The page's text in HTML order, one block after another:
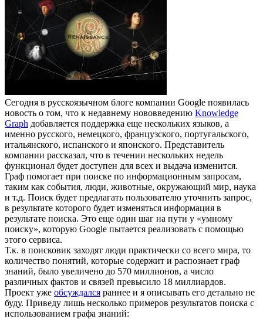
Сегодня в русскоязычном блоге компании Google появилась
новость о том, что к недавнему нововведению Knowledge
Graph добавляется поддержка еще нескольких языков, а
именно русского, немецкого, французского, португальского,
итальянского, испанского и японского. Представитель
компании рассказал, что в течении нескольких недель
функционал будет доступен для всех и выдача изменится.
Граф помогает при поиске по информационным запросам,
таким как события, люди, животные, окружающий мир, наука
и т.д. Поиск будет предлагать пользователю уточнить запрос,
в результате которого будет изменяться информация в
результате поиска. Это еще один шаг на пути у «умному
поиску», которую Google пытается реализовать с помощью
этого сервиса.
Т.к. в поисковик заходят люди практически со всего мира, то
количество понятий, которые содержит и распознает граф
знаний, было увеличено до 570 миллионов, а число
различных фактов и связей превысило 18 миллиардов.
Проект уже обсуждался раннее и я описывать его детально не
буду. Приведу лишь несколько примеров результатов поиска с
использованием графа знаний: